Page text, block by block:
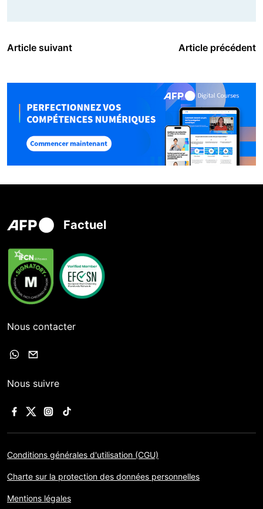
Article suivant Article précédent
Factuel
Nous contacter
Nous suivre
Conditions générales d'utilisation (CGU)
Charte sur la protection des données personnelles
Mentions légales